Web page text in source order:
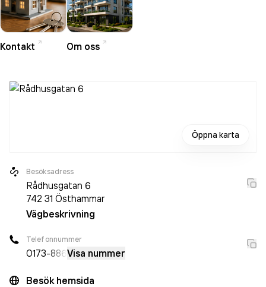
och färre tror att en skräddarsydd kostym, stora ord och
en klädsam solbränna är löften om kvalitet. De litar på en
fastighetsmäklare som tillhör en organisation som ägs av
Kontakt Om oss
Öppna karta
Besöksadress
Rådhusgatan 6
742 31 Östhammar
Vägbeskrivning
Telefonnummer
0173-886Visa nummer
Besök hemsida